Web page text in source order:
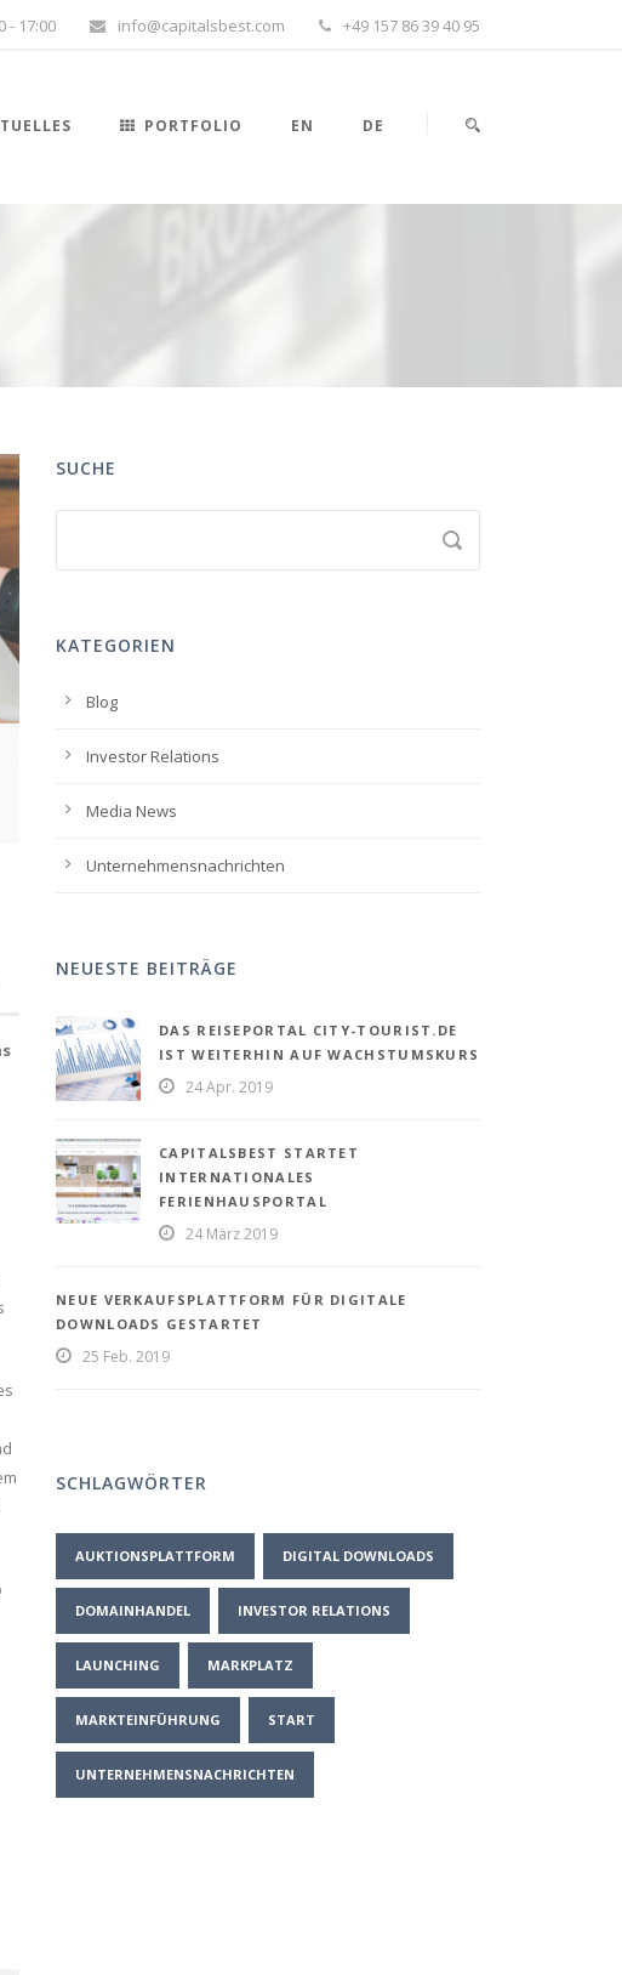
- 17:00 info@capitalsbest.com +49 157 86 39 40 95
PORTFOLIO EN DE
SUCHE
KATEGORIEN
Blog
Investor Relations
Media News
Unternehmensnachrichten
NEUESTE BEITRÄGE
DAS REISEPORTAL CITY-TOURIST.DE
IST WEITERHIN AUF WACHSTUMSKURS
24 Apr. 2019
CAPITALSBEST STARTET
INTERNATIONALES
FERIENHAUSPORTAL
24 März 2019
NEUE VERKAUFSPLATTFORM FÜR DIGITALE
DOWNLOADS GESTARTET
25 Feb. 2019
SCHLAGWÖRTER
AUKTIONSPLATTFORM DIGITAL DOWNLOADS
DOMAINHANDEL INVESTOR RELATIONS
LAUNCHING MARKPLATZ
MARKTEINFÜHRUNG START
UNTERNEHMENSNACHRICHTEN